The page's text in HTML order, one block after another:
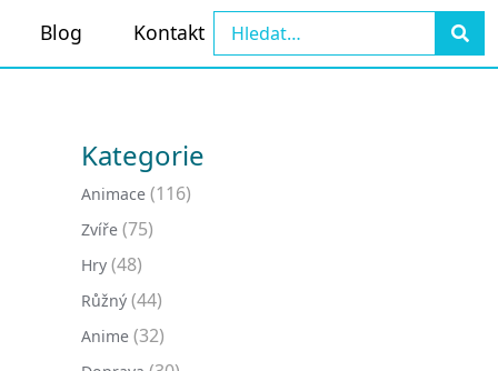
Blog Kontakt
Kategorie
Animace (116)
Zvíře (75)
Hry (48)
Růžný (44)
Anime (32)